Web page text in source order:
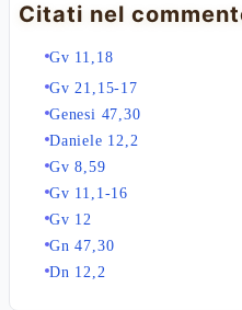
Citati nel
Gv 11,18
Gv 21,15-17
Genesi 47,30
Daniele 12,2
Gv 8,59
Gv 11,1-16
Gv 12
Gn 47,30
Dn 12,2